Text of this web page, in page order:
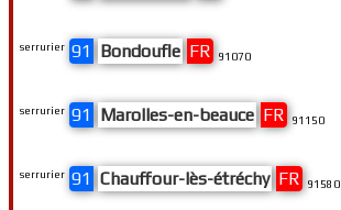
serrurier 91 Chauffour-lès-étréchy FR 91580
serrurier 91 Marolles-en-beauce FR 91150
serrurier 91 Bondoufle FR 91070